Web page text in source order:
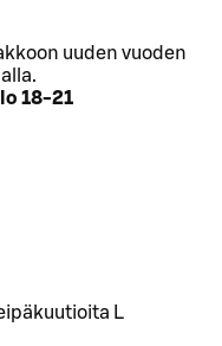
uuden vuoden
18-21
L